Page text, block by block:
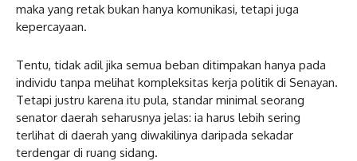
maka yang retak bukan hanya komunikasi, tetapi juga
kepercayaan.
Tentu, tidak adil jika semua beban ditimpakan hanya pada
individu tanpa melihat kompleksitas kerja politik di Senayan.
Tetapi justru karena itu pula, standar minimal seorang
senator daerah seharusnya jelas: ia harus lebih sering
terlihat di daerah yang diwakilinya daripada sekadar
terdengar di ruang sidang.